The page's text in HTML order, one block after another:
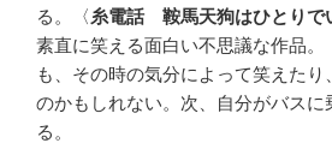
る。〈 糸電話 鞍馬天狗はひとりで
素直に笑える面白い不思議な作品。
も、その時の気分によって笑えたり
のかもしれない。次、自分がバスに
る。